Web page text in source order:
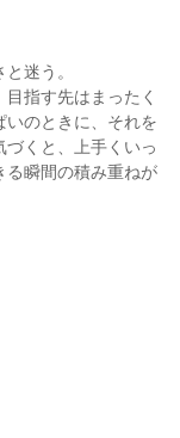
迷う。
指す先はまったく
のときに、それを
くと、上手くいっ
る瞬間の積み重ねが